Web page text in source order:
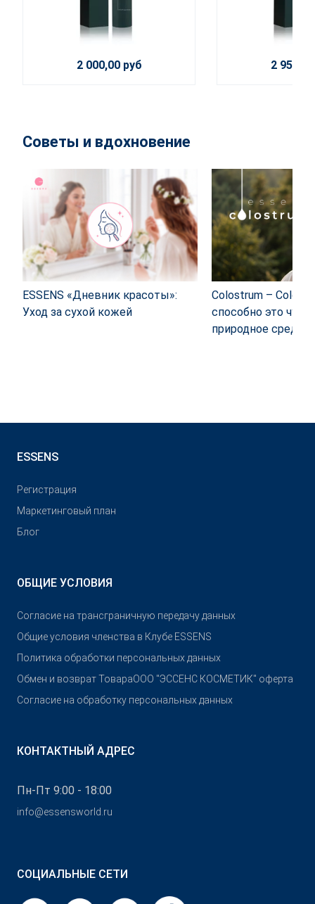
2 000,00 руб 2
Советы и вдохновение
ESSENS «Дневник красоты»:
Уход за сухой кожей
Colostrum –
способно это
природное
ESSENS
Pегистрация
Маркетинговый план
Блог
ОБЩИЕ УСЛОВИЯ
Согласие на трансграничную передачу данных
Общие условия членства в Клубе ESSENS
Политика обработки персональных данных
Обмен и возврат ТовараOOO "ЭССЕНС КОСМЕТИК" оферта
Согласие на обработку персональных данных
КОНТАКТНЫЙ АДРЕС
Пн-Пт 9:00 - 18:00
info@essensworld.ru
СОЦИАЛЬНЫЕ СЕТИ